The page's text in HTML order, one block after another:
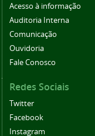
Acesso à informação
Auditoria Interna
Comunicação
Ouvidoria
Fale Conosco
Redes Sociais
Twitter
Facebook
Instagram